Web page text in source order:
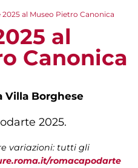
al Museo Pietro Canonica
al
Canonica
Villa Borghese
2025.
variazioni: tutti gli
romacapodarte